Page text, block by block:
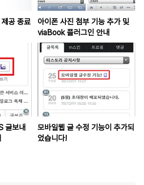
공 종료
아이폰 사진 첨부 기능 추가 및
viaBook 플러그인 안내
글보내
모바일웹 글 수정 기능이 추가되
었습니다!